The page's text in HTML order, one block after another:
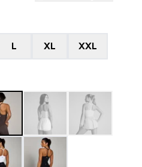
L XL XXL